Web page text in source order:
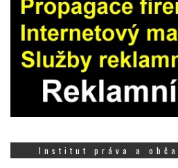
Institut práva a